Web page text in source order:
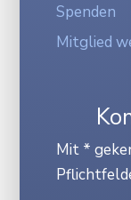
Spenden
Mitglied
Mit *